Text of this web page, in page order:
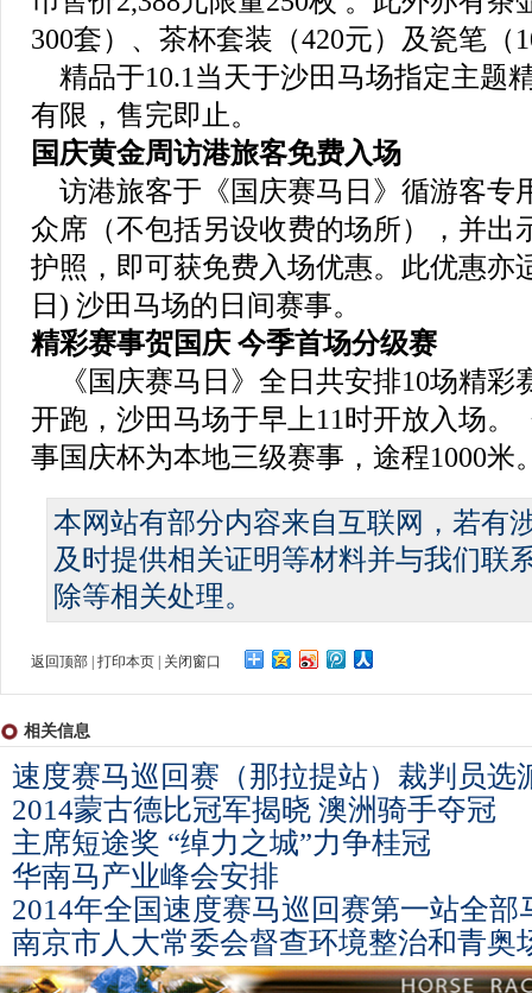
300套）、茶杯套装（420元）及瓷笔（
精品于10.1当天于沙田马场指定主题
有限，售完即止。
国庆黄金周访港旅客免费入场
访港旅客于《国庆赛马日》循游客专
众席（不包括另设收费的场所），并出
护照，即可获免费入场优惠。此优惠亦
日) 沙田马场的日间赛事。
精彩赛事贺国庆 今季首场分级赛
《国庆赛马日》全日共安排10场精彩
开跑，沙田马场于早上11时开放入场。
事国庆杯为本地三级赛事，途程1000米
本网站有部分内容来自互联网，若有
及时提供相关证明等材料并与我们联
除等相关处理。
返回顶部 打印本页 关闭窗口
相关信息
速度赛马巡回赛（那拉提站）裁判员选
2014蒙古德比冠军揭晓 澳洲骑手夺冠
主席短途奖 “绰力之城”力争桂冠
华南马产业峰会安排
2014年全国速度赛马巡回赛第一站全
南京市人大常委会督查环境整治和青奥